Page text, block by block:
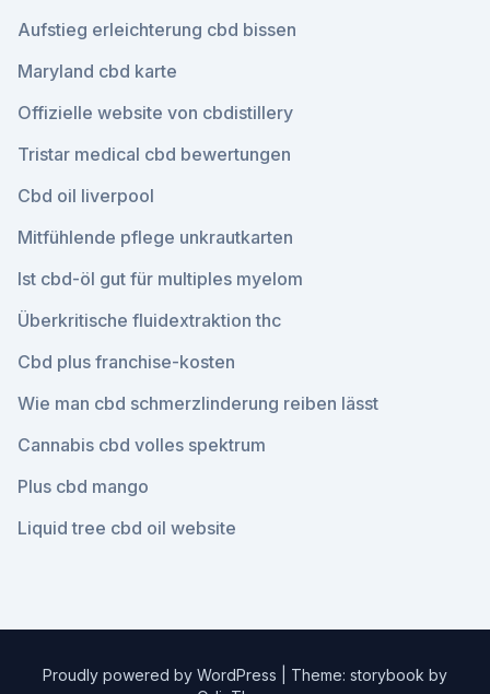
Aufstieg erleichterung cbd bissen
Maryland cbd karte
Offizielle website von cbdistillery
Tristar medical cbd bewertungen
Cbd oil liverpool
Mitfühlende pflege unkrautkarten
Ist cbd-öl gut für multiples myelom
Überkritische fluidextraktion thc
Cbd plus franchise-kosten
Wie man cbd schmerzlinderung reiben lässt
Cannabis cbd volles spektrum
Plus cbd mango
Liquid tree cbd oil website
Proudly powered by WordPress
Theme: storybook by